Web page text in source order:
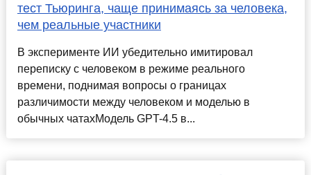
тест Тьюринга, чаще принимаясь за человека,
чем реальные участники
В эксперименте ИИ убедительно имитировал
переписку с человеком в режиме реального
времени, поднимая вопросы о границах
различимости между человеком и моделью в
обычных чатахМодель GPT-4.5 в...